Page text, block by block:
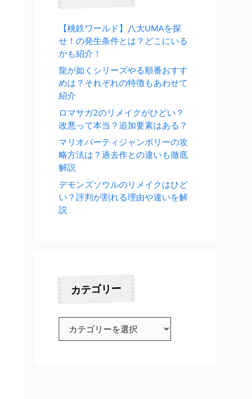
【桃鉄ワールド】八大UMAを探
せ！の発生条件とは？どこにいる
かも紹介！
龍が如くシリーズやる順番おすす
めは？それぞれの特徴もあわせて
紹介
ロマサガ2のリメイクがひどい？
改悪って本当？追加要素はある？
マリオパーティジャンボリーの攻
略方法は？過去作との違いも徹底
解説
デモンズソウルのリメイクはひど
い？評判が割れる理由や違いを解
説
カテゴリー